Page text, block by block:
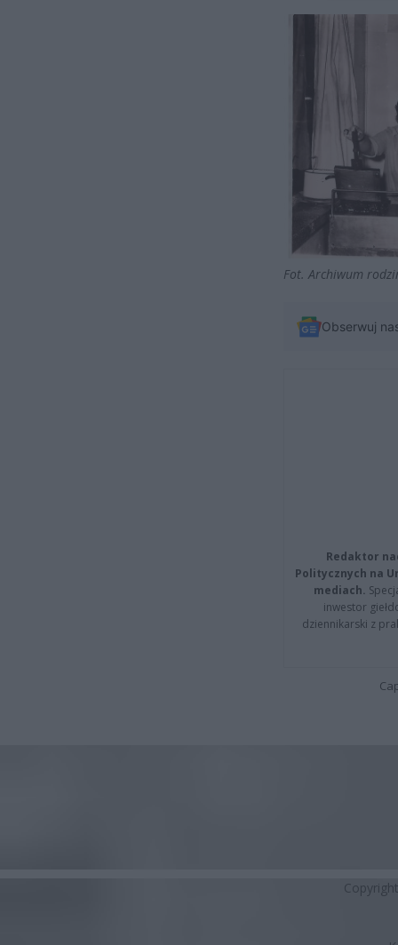
Fot. Archiwum
Obserwuj
Redaktor
Politycznych na
mediach.
inwestor
dziennikarski z